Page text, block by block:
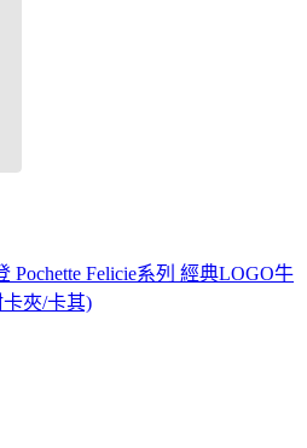
Pochette Felicie系列 經典LOGO牛
夾/卡其)